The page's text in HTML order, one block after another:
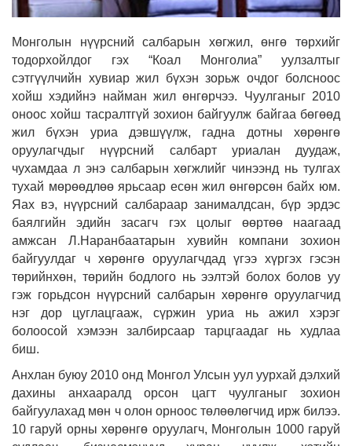
Монголын нүүрсний салбарын хөгжил, өнгө төрхийг
тодорхойлдог гэх “Коал Монголиа” уулзалтыг
сэтгүүлчийн хувиар жил бүхэн зорьж очдог болсноос
хойш хэдийнэ найман жил өнгөрчээ. Чуулганыг 2010
оноос хойш тасралтгүй зохион байгуулж байгаа бөгөөд
жил бүхэн уриа дэвшүүлж, гадна дотны хөрөнгө
оруулагчдыг нүүрсний салбарт уриалан дуудаж,
чухамдаа л энэ салбарын хөгжлийг чинээнд нь тулгах
тухай мөрөөдлөө ярьсаар есөн жил өнгөрсөн байх юм.
Яах вэ, нүүрсний салбараар занималдсан, бүр эрдэс
баялгийн эдийн засагч гэх цолыг өөртөө наагаад
амжсан Л.Наранбаатарын хувийн компани зохион
байгуулдаг ч хөрөнгө оруулагчдад үгээ хүргэх гэсэн
төрийнхөн, төрийн бодлого нь ээлтэй болох болов уу
гэж горьдсон нүүрсний салбарын хөрөнгө оруулагчид
нэг дор цуглацгааж, сүржин уриа нь ажил хэрэг
болоосой хэмээн залбирсаар тарцгаадаг нь худлаа
биш.
Анхлан буюу 2010 онд Монгол Улсын уул уурхай дэлхий
дахины анхааралд орсон цагт чуулганыг зохион
байгуулахад мөн ч олон орноос төлөөлөгчид ирж билээ.
10 гаруй орны хөрөнгө оруулагч, Монголын 1000 гаруй